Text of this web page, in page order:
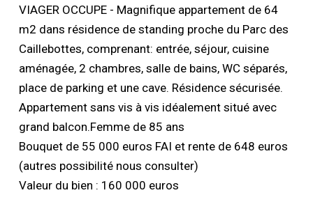
VIAGER OCCUPE - Magnifique appartement de 64
m2 dans résidence de standing proche du Parc des
Caillebottes, comprenant: entrée, séjour, cuisine
aménagée, 2 chambres, salle de bains, WC séparés,
place de parking et une cave. Résidence sécurisée.
Appartement sans vis à vis idéalement situé avec
grand balcon.Femme de 85 ans
Bouquet de 55 000 euros FAI et rente de 648 euros
(autres possibilité nous consulter)
Valeur du bien : 160 000 euros